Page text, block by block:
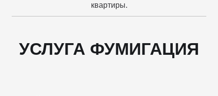
квартиры.
УСЛУГА ФУМИГАЦИЯ